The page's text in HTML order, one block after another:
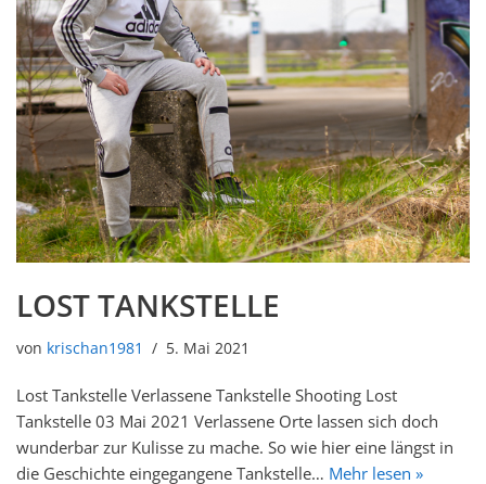
LOST TANKSTELLE
von krischan1981 5. Mai 2021
Lost Tankstelle Verlassene Tankstelle Shooting Lost
Tankstelle 03 Mai 2021 Verlassene Orte lassen sich doch
wunderbar zur Kulisse zu mache. So wie hier eine längst in
die Geschichte eingegangene Tankstelle… Mehr lesen »